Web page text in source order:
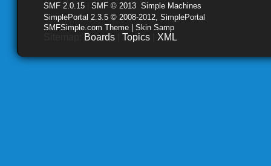
SMF 2.0.15 SMF © 2013 Simple Machines
SimplePortal 2.3.5 © 2008-2012, SimplePortal
SMFSimple.com Theme | Skin Samp
Boards Topics XML